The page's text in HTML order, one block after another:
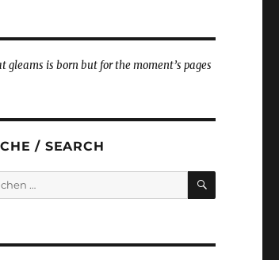
gleams is born but for the moment’s pages
/ SEARCH
SUCHEN